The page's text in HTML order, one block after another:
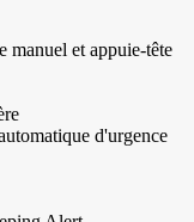
manuel et appuie-tête
d'urgence